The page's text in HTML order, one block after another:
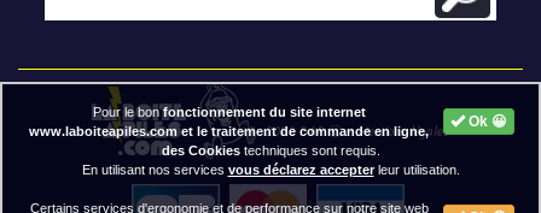
2020 BAP ⓒ - Mentions légales
Ok 😀
Pour le bonfonctionnement du site internet
www.laboiteapiles.com et le traitement de commande en ligne,
des Cookiestechniques sont requis.
En utilisant nos services vous déclarez accepterleur utilisation.
Certains services d'ergonomie et de performance sur notre site web